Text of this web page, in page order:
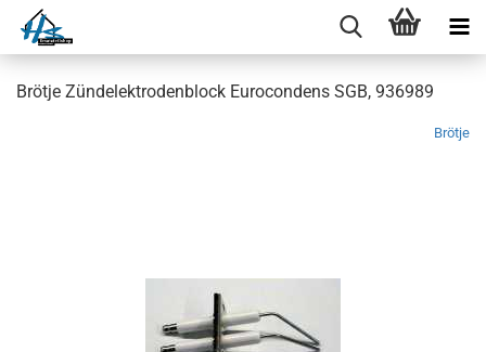
Brötje Zündelektrodenblock Eurocondens SGB, 936989
Brötje